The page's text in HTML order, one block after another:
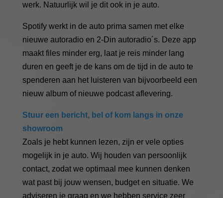
werk. Natuurlijk wil je dit ook in je auto.
Spotify werkt in de auto prima samen met elke
nieuwe autoradio en 2-Din autoradio´s. Deze app
maakt files minder erg, laat je reis minder lang
duren en geeft je de kans om de tijd in de auto te
spenderen aan het luisteren van bijvoorbeeld een
nieuw album of nieuwe podcast aflevering.
Stuur een bericht, bel of kom langs in onze
showroom
Zoals je hebt kunnen lezen, zijn er vele opties
mogelijk in je auto. Wij houden van persoonlijk
contact, zodat we optimaal mee kunnen denken
wat past bij jouw wensen, budget en situatie. We
adviseren je graag en we hebben service zeer